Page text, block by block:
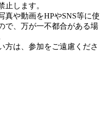
止します。
真や動画をHPやSNS等に使
で、万が一不都合がある場
方は、参加をご遠慮くださ